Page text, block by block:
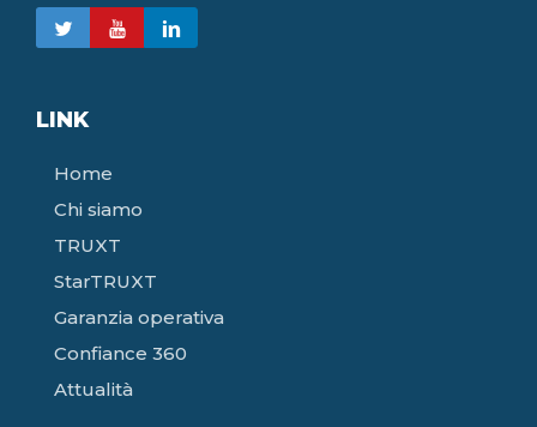
LINK
Home
Chi siamo
TRUXT
StarTRUXT
Garanzia operativa
Confiance 360
Attualità